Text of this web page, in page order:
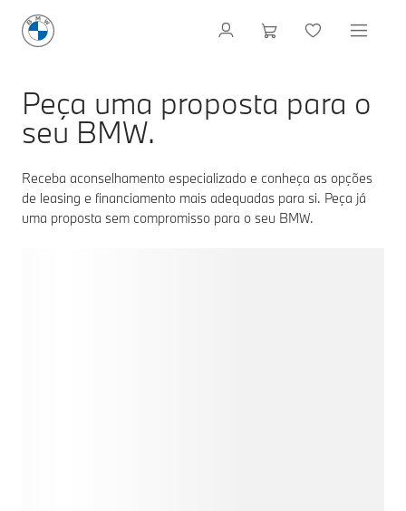
Peça uma proposta para o
seu BMW.
Receba aconselhamento especializado e conheça as opções
de leasing e financiamento mais adequadas para si. Peça já
uma proposta sem compromisso para o seu BMW.